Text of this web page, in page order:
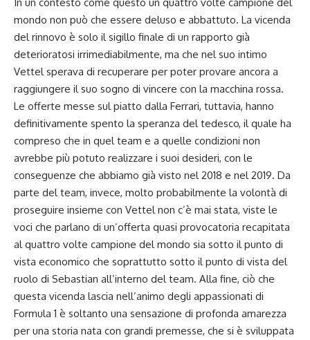
mondo non può che essere deluso e abbattuto. La vicenda
del rinnovo è solo il sigillo finale di un rapporto già
deterioratosi irrimediabilmente, ma che nel suo intimo
Vettel sperava di recuperare per poter provare ancora a
raggiungere il suo sogno di vincere con la macchina rossa.
Le offerte messe sul piatto dalla Ferrari, tuttavia, hanno
definitivamente spento la speranza del tedesco, il quale ha
compreso che in quel team e a quelle condizioni non
avrebbe più potuto realizzare i suoi desideri, con le
conseguenze che abbiamo già visto nel 2018 e nel 2019. Da
parte del team, invece, molto probabilmente la volontà di
proseguire insieme con Vettel non c’è mai stata, viste le
voci che parlano di un’offerta quasi provocatoria recapitata
al quattro volte campione del mondo sia sotto il punto di
vista economico che soprattutto sotto il punto di vista del
ruolo di Sebastian all’interno del team. Alla fine, ciò che
questa vicenda lascia nell’animo degli appassionati di
Formula 1 è soltanto una sensazione di profonda amarezza
per una storia nata con grandi premesse, che si è sviluppata